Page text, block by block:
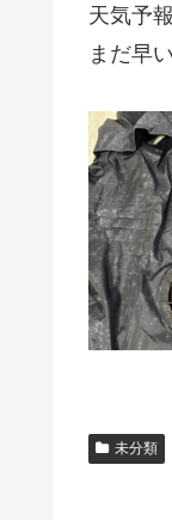
天気予
まだ早
未分類